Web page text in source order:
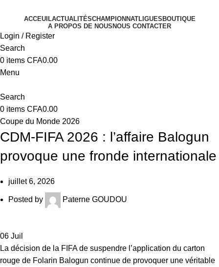
ACCEUILACTUALITÉSCHAMPIONNATLIGUES BOUTIQUE
A PROPOS DE NOUS NOUS CONTACTER
Login / Register
Search
0 items CFA0.00
Menu
Search
0 items CFA0.00
Coupe du Monde 2026
CDM-FIFA 2026 : l’affaire Balogun
provoque une fronde internationale
juillet 6, 2026
Posted by Paterne GOUDOU
06 Juil
La décision de la FIFA de suspendre l’application du carton
rouge de Folarin Balogun continue de provoquer une véritable